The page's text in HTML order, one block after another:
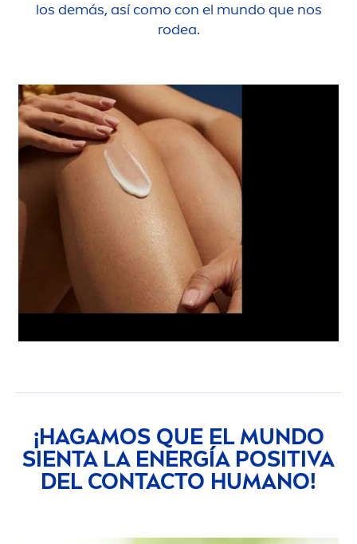
los demás, así como con el mundo que nos
rodea.
¡HAGAMOS QUE EL MUNDO
SIENTA LA ENERGÍA POSITIVA
DEL CONTACTO HUMANO!